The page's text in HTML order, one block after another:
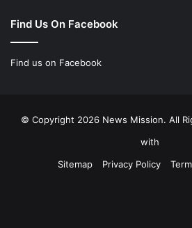
Find Us On Facebook
Find us on Facebook
© Copyright 2026 News Mission. All
with
Sitemap
Privacy Policy